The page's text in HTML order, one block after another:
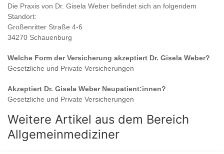
Die Praxis von Dr. Gisela Weber befindet sich an folgendem
Standort:
Großenritter Straße 4-6
34270 Schauenburg
Welche Form der Versicherung akzeptiert Dr. Gisela Weber?
Gesetzliche und Private Versicherungen
Akzeptiert Dr. Gisela WeberNeupatient:innen?
Gesetzliche und Private Versicherungen
Weitere Artikel aus dem Bereich
Allgemeinmediziner